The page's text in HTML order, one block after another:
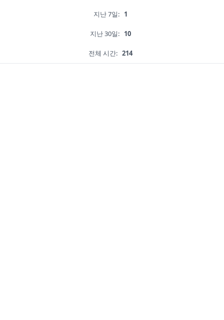
지난 7일: 1
지난 30일: 10
전체 시간: 214